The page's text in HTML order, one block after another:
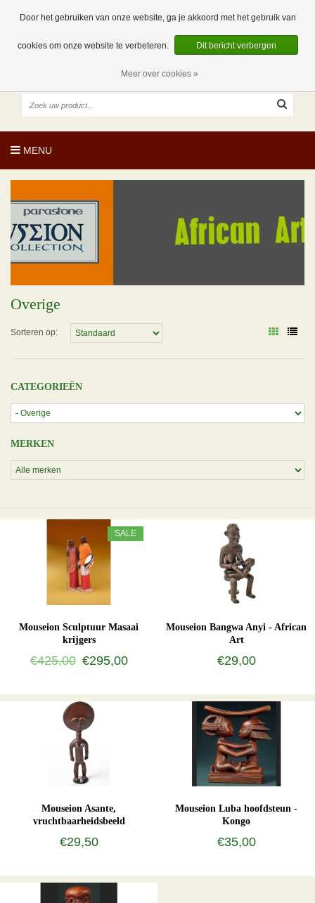
0 Artikelen
NL
EUR
MENU
Overige
Sorteren op:
CATEGORIEËN
MERKEN
SALE
Mouseion Sculptuur Masaai
krijgers
€425,00 €295,00
Mouseion Bangwa Anyi - African
Art
€29,00
Mouseion Asante,
vruchtbaarheidsbeeld
€29,50
Mouseion Luba hoofdsteun -
Kongo
€35,00
Door het gebruiken van onze website, ga je akkoord met het gebruik van
cookies om onze website te verbeteren. Dit bericht verbergen
Meer over cookies »